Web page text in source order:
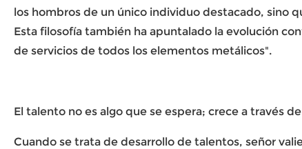
los hombros de un único individuo destacado, sino
Esta filosofía también ha apuntalado la evolución
de servicios de todos los elementos metálicos".
El talento no es algo que se espera; crece a través
Cuando se trata de desarrollo de talentos, señor